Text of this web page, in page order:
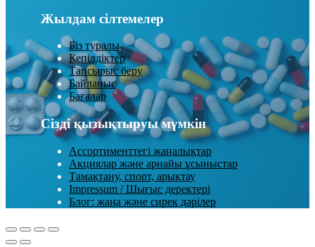
Жылдам сілтемелер
Біз туралы
Кепілдіктер
Тапсырыс беру
Байланыс
Бағалар
Сізді қызықтыруы мүмкін
Ассортименттегі жаңалықтар
Акциялар және арнайы ұсыныстар
Тамақтану, спорт, арықтау
Impressum / Шығыс деректері
Блог: жаңа және сирек дәрілер